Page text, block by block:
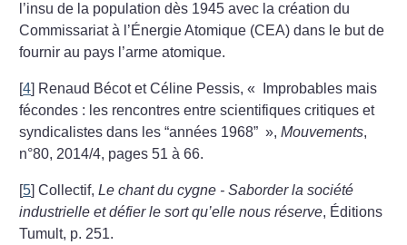
l’insu de la population dès 1945 avec la création du
Commissariat à l’Énergie Atomique (CEA) dans le but de
fournir au pays l’arme atomique.
[4] Renaud Bécot et Céline Pessis, «
Improbables mais
fécondes : les rencontres entre scientifiques critiques et
syndicalistes dans les “années 1968” »,Mouvements,
n°80, 2014/4, pages 51 à 66.
[5]Collectif,Le chant du cygne - Saborder la société
industrielle et défier le sort qu’elle nous réserve, Éditions
Tumult, p. 251.